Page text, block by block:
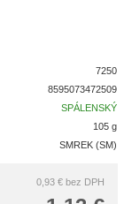
7250
8595073472509
SPÁLENSKÝ
105 g
SMREK (SM)
0,93 € bez DPH